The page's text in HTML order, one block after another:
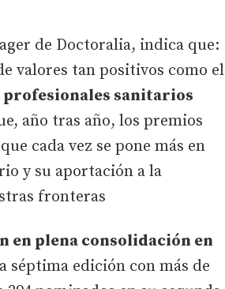
de Doctoralia, indica que:
valores tan positivos como el
profesionales sanitarios
año tras año, los premios
cada vez se pone más en
y su aportación a la
fronteras
en plena consolidación en
séptima edición con más de